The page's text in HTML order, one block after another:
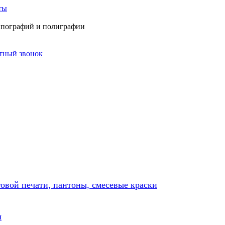
и полиграфии
звонок
печати, пантоны, смесевые краски